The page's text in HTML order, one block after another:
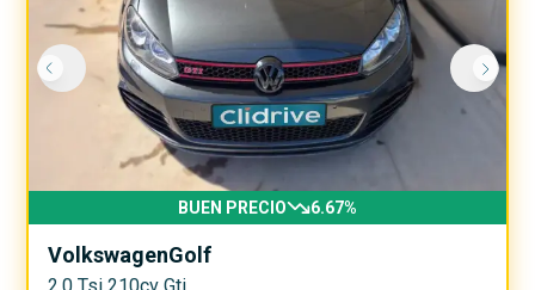
BUEN PRECIO 6.67%
VolkswagenGolf